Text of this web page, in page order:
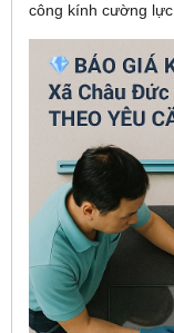
công kính cường lực.